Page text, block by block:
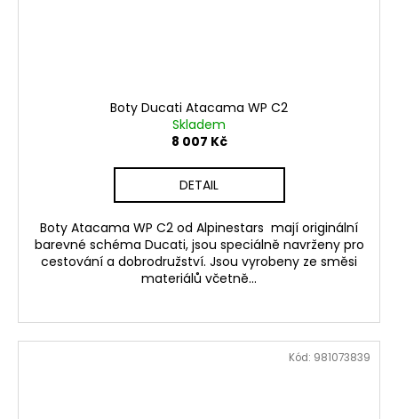
Boty Ducati Atacama WP C2
Skladem
8 007 Kč
DETAIL
Boty Atacama WP C2 od Alpinestars mají originální
barevné schéma Ducati, jsou speciálně navrženy pro
cestování a dobrodružství. Jsou vyrobeny ze směsi
materiálů včetně...
Kód: 981073839